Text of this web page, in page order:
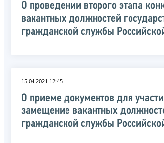
О проведении второго этапа
вакантных должностей
гражданской службы
15.04.2021 12:45
О приеме документов для
замещение вакантных
гражданской службы